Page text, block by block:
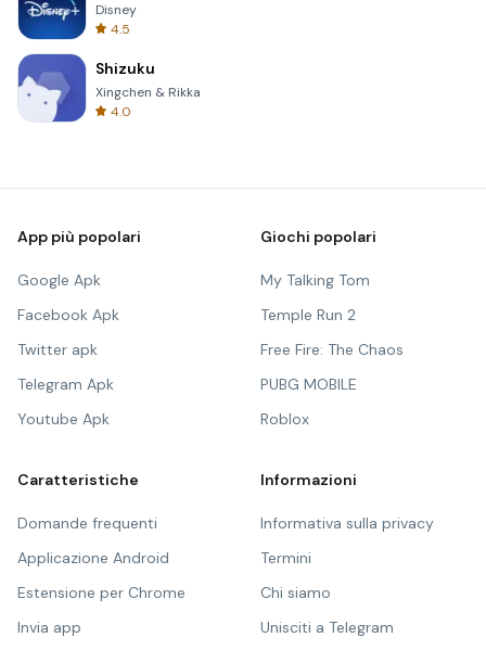
Disney
4.5
Shizuku
Xingchen & Rikka
4.0
App più popolari
Google Apk
Facebook Apk
Twitter apk
Telegram Apk
Youtube Apk
Giochi popolari
My Talking Tom
Temple Run 2
Free Fire: The Chaos
PUBG MOBILE
Roblox
Caratteristiche
Domande frequenti
Applicazione Android
Estensione per Chrome
Invia app
Informazioni
Informativa sulla privacy
Termini
Chi siamo
Unisciti a Telegram